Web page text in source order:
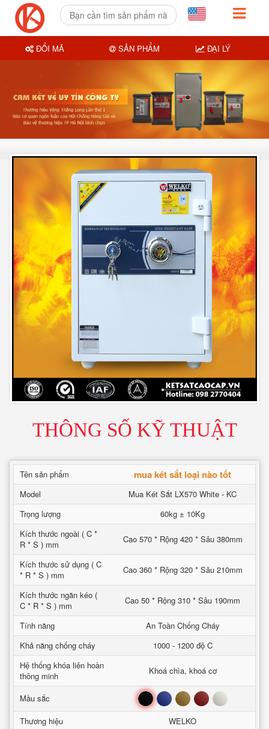
THÔNG SỐ KỸ THUẬT
Tên sản phẩm mua két sắt loại nào tốt
Model
Mua Két Sắt LX570 White - KC
Trọng lượng
60kg ± 10Kg
Kích thước ngoài ( C *
R * S ) mm
Cao 570 * Rộng 420 * Sâu 380mm
Kích thước sử dụng ( C
* R * S ) mm
Cao 360 * Rộng 320 * Sâu 210mm
Kích thước ngăn kéo (
C * R * S ) mm
Cao 50 * Rộng 310 * Sâu 190mm
Tính năng
An Toàn Chống Cháy
Khả năng chống cháy
1000 - 1200 độ C
Hệ thống khóa liên hoàn
thông minh
Khoá chìa, khoá cơ
Mầu sắc Đen Xanh Nâu Đỏ Trắng
Thương hiệu
WELKO
ĐỔI MÃ SẢN PHẨM ĐẠI LÝ